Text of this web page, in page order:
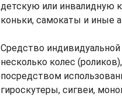
детскую или инвалидную
коньки, самокаты и иные
Средство
несколько колес
посредством
гироскутеры, сигвеи,